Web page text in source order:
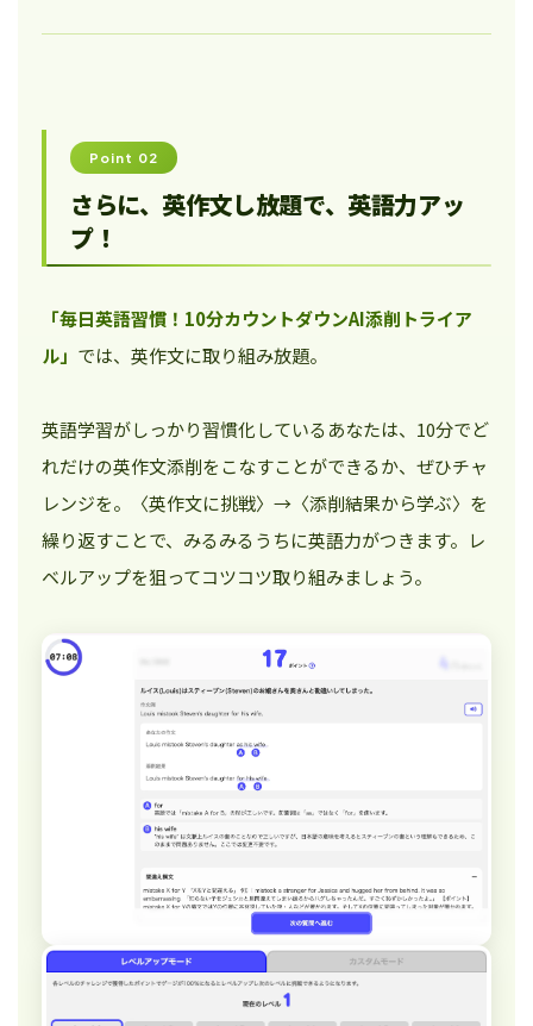
Point 02
さらに、英作文し放題で、英語力アッ
プ！
「毎日英語習慣！10分カウントダウンAI添削トライア
ル」 では、英作文に取り組み放題。
英語学習がしっかり習慣化しているあなたは、10分でど
れだけの英作文添削をこなすことができるか、ぜひチャ
レンジを。〈英作文に挑戦〉→〈添削結果から学ぶ〉を
繰り返すことで、みるみるうちに英語力がつきます。レ
ベルアップを狙ってコツコツ取り組みましょう。